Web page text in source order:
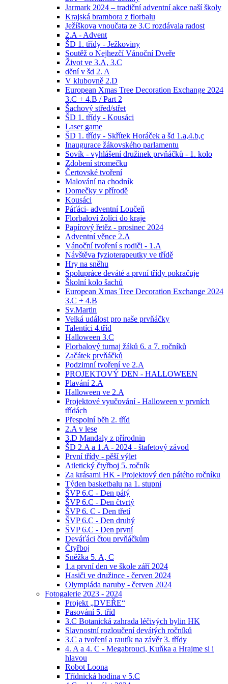
Jarmark 2024 – tradiční adventní akce naší školy
Krajská brambora z florbalu
Ježíškova vnoučata ze 3.C rozdávala radost
2.A - Advent
ŠD 1. třídy - Ježkoviny
Soutěž o Nejhezčí Vánoční Dveře
Život ve 3.A, 3.C
dění v šd 2. A
V klubovně 2.D
European Xmas Tree Decoration Exchange 2024
3.C + 4.B / Part 2
Šachový střed/střet
ŠD 1. třídy - Kousáci
Laser game
ŠD 1. třídy - Skřítek Horáček a šd 1.a,4.b,c
Inaugurace žákovského parlamentu
Sovík - vyhlášení družinek prvňáčků - 1. kolo
Zdobení stromečku
Čertovské tvoření
Malování na chodník
Domečky v přírodě
Kousáci
Páťáci- adventní Loučeň
Florbaloví žolíci do kraje
Papírový řetěz - prosinec 2024
Adventní věnce 2.A
Vánoční tvoření s rodiči - 1.A
Návštěva fyzioterapeutky ve třídě
Hry na sněhu
Spolupráce deváté a první třídy pokračuje
Školní kolo šachů
European Xmas Tree Decoration Exchange 2024
3.C + 4.B
Sv.Martin
Velká událost pro naše prvňáčky
Talentíci 4.tříd
Halloween 3.C
Florbalový turnaj žáků 6. a 7. ročníků
Začátek prvňáčků
Podzimní tvoření ve 2.A
PROJEKTOVÝ DEN - HALLOWEEN
Plavání 2.A
Halloween ve 2.A
Projektové vyučování - Halloween v prvních
třídách
Přespolní běh 2. tříd
2.A v lese
3.D Mandaly z přírodnin
ŠD 2.A a 1.A - 2024 - štafetový závod
První třídy - pěší výlet
Atletický čtyřboj 5. ročník
Za krásami HK - Projektový den pátého ročníku
Týden basketbalu na 1. stupni
ŠVP 6.C - Den pátý
ŠVP 6.C - Den čtvrtý
ŠVP 6. C - Den třetí
ŠVP 6.C - Den druhý
ŠVP 6.C - Den první
Deváťáci čtou prvňáčkům
Čtyřboj
Sněžka 5. A, C
1.a první den ve škole září 2024
Hasiči ve družince - červen 2024
Olympiáda naruby - červen 2024
Fotogalerie 2023 - 2024
Projekt „DVEŘE“
Pasování 5. tříd
3.C Botanická zahrada léčivých bylin HK
Slavnostní rozloučení devátých ročníků
3.C a tvoření a rautík na závěr 3. třídy
4. A a 4. C - Megabrouci, Kuňka a Hrajme si i
hlavou
Robot Loona
Třídnická hodina v 5.C